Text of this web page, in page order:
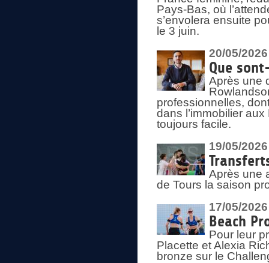
Pays-Bas, où
s’envolera ensuite
le 3 juin.
20/05/2026
Que
Après une
professionnelles,
dans l’immobilier
toujours facile.
19/05/2026
Après une
de Tours la saison
17/05/2026
Beach
Pour leur
Placette et Alexia
bronze sur le